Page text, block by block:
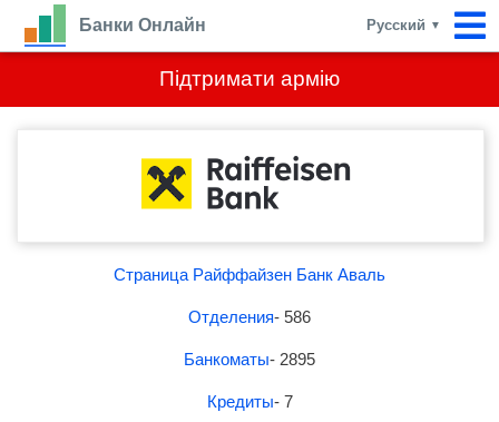
Підтримати армію
Банки Онлайн Русский ▼
Страница Райффайзен Банк Аваль
Отделения- 586
Банкоматы- 2895
Кредиты- 7